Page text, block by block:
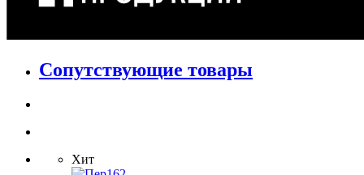
Сопутствующие товары
Хит